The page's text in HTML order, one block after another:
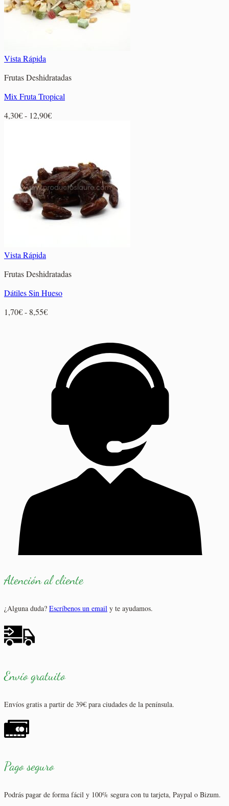
Vista Rápida
Frutas Deshidratadas
Mix Fruta Tropical
4,30€- 12,90€Rango
hasta
12,90€
Vista Rápida
Frutas Deshidratadas
Dátiles Sin Hueso
1,70€- 8,55€Rango
hasta
8,55€
Atención al cliente
¿Alguna duda? Escríbenos un email y te ayudamos.
Envío gratuito
Envíos gratis a partir de 39€ para ciudades de la península.
Pago seguro
Podrás pagar de forma fácil y 100% segura con tu tarjeta, Paypal o Bizum.